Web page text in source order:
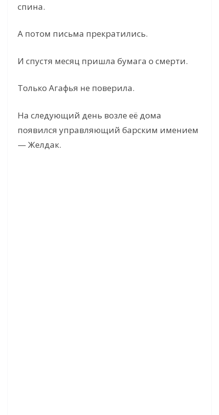
спина.
А потом письма прекратились.
И спустя месяц пришла бумага о смерти.
Только Агафья не поверила.
На следующий день возле её дома
появился управляющий барским имением
— Желдак.